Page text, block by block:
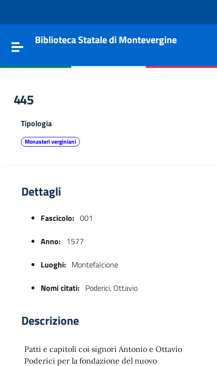
Toggle navigation
Biblioteca Statale di Montevergine
445
Tipologia
Monasteri verginiani
Dettagli
Fascicolo: 001
Anno: 1577
Luoghi: Montefalcione
Nomi citati: Poderici, Ottavio
Descrizione
Patti e capitoli coi signori Antonio e Ottavio
Poderici per la fondazione del nuovo